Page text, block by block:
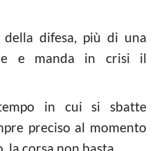
della difesa, più di una
e manda in crisi il
in cui si sbatte
preciso al momento
la corsa non basta